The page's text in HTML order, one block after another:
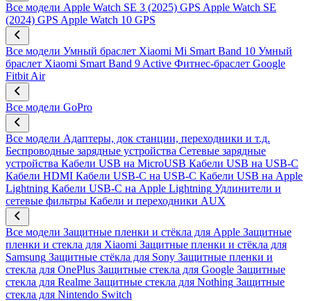
Все модели Apple Watch SE 3 (2025) GPS Apple Watch SE
(2024) GPS Apple Watch 10 GPS
Все модели Умный браслет Xiaomi Mi Smart Band 10 Умный
браслет Xiaomi Smart Band 9 Active Фитнес-браслет Google
Fitbit Air
Все модели GoPro
Все модели Адаптеры, док станции, переходники и т.д.
Беспроводные зарядные устройства Сетевые зарядные
устройства Кабели USB на MicroUSB Кабели USB на USB-C
Кабели HDMI Кабели USB-C на USB-C Кабели USB на Apple
Lightning Кабели USB-C на Apple Lightning Удлинители и
сетевые фильтры Кабели и переходники AUX
Все модели Защитные пленки и стёкла для Apple Защитные
пленки и стекла для Xiaomi Защитные пленки и стёкла для
Samsung Защитные стёкла для Sony Защитные пленки и
стекла для OnePlus Защитные стекла для Google Защитные
стекла для Realme Защитные стекла для Nothing Защитные
стекла для Nintendo Switch